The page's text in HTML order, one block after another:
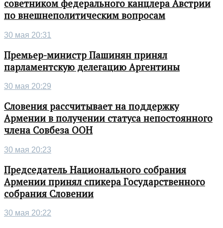
советником федерального канцлера Австрии
по внешнеполитическим вопросам
30 мая 20:31
Премьер-министр Пашинян принял
парламентскую делегацию Аргентины
30 мая 20:29
Словения рассчитывает на поддержку
Армении в получении статуса непостоянного
члена Совбеза ООН
30 мая 20:23
Председатель Национального собрания
Армении принял спикера Государственного
собрания Словении
30 мая 20:22